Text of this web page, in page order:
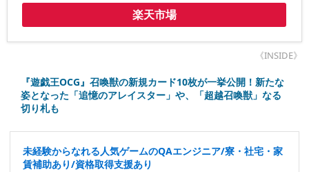
楽天市場
《INSIDE》
『遊戯王OCG』召喚獣の新規カード10枚が一挙公開！新たな
姿となった「追憶のアレイスター」や、「超越召喚獣」なる
切り札も
未経験からなれる人気ゲームのQAエンジニア/寮・社宅・家
賃補助あり/資格取得支援あり